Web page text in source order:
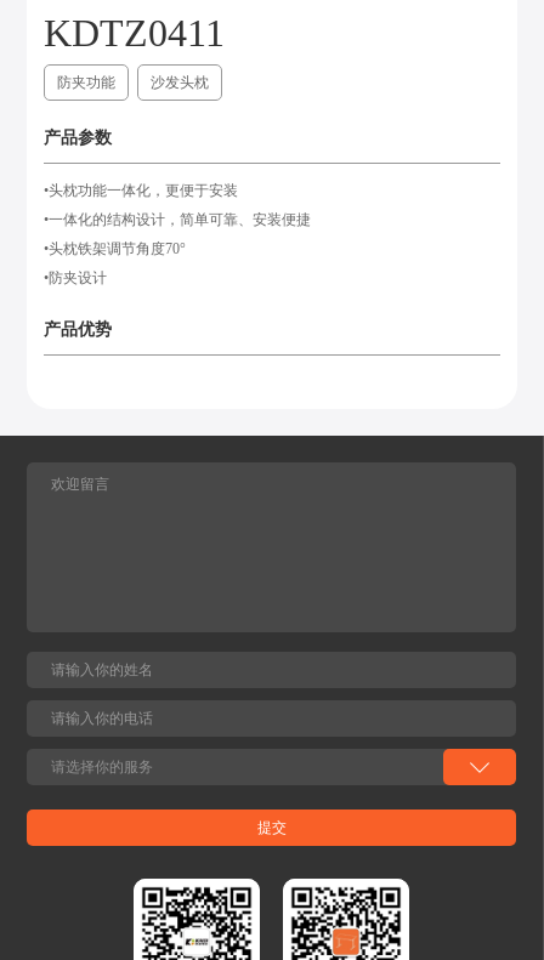
KDTZ0411
防夹功能 沙发头枕
产品参数
•头枕功能一体化，更便于安装
•一体化的结构设计，简单可靠、安装便捷
•头枕铁架调节角度70°
•防夹设计
产品优势